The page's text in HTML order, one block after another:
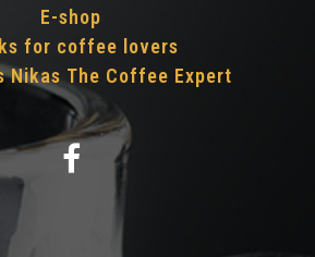
E-shop
for coffee lovers
Nikas The Coffee Expert